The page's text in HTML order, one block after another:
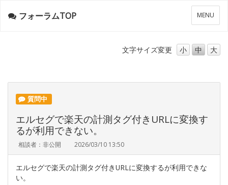
メ
ニ
ー
MENU
フォーラムTOP
文字サイズ変更 小 中 大
質問中
エルセグで楽天の計測タグ付きURLに変換す
るが利用できない。
相談者：非公開 2026/03/10 13:50
エルセグで楽天の計測タグ付きURLに変換するが利用できな
い。